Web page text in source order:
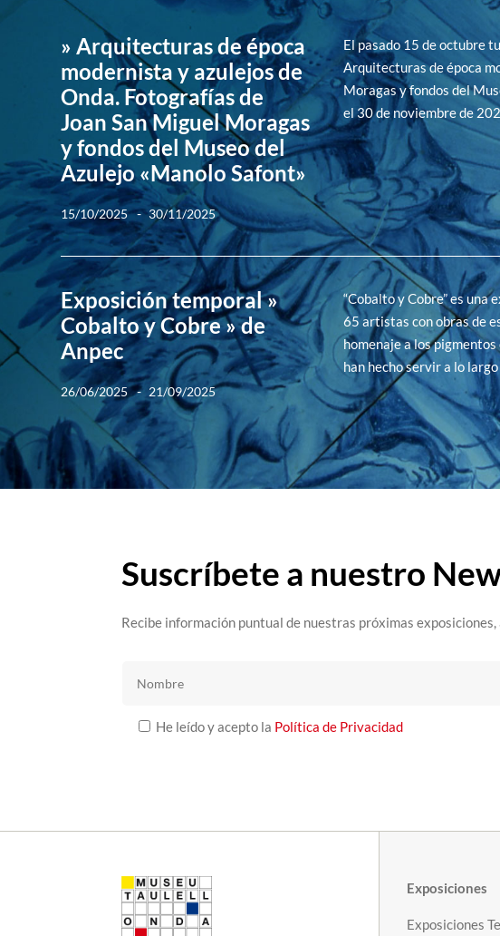
» Arquitecturas de época
modernista y azulejos de
Onda. Fotografías de
Joan San Miguel Moragas
y fondos del Museo del
Azulejo «Manolo Safont»
15/10/2025 - 30/11/2025
El pasado 15 de octubre
Arquitecturas de época
Moragas y fondos del
el 30 de noviembre de
Exposición temporal »
Cobalto y Cobre » de
Anpec
26/06/2025 - 21/09/2025
“Cobalto y Cobre” es
65 artistas con obras de
homenaje a los
han hecho servir a lo
Suscríbete a nuestro
Recibe información puntual de nuestras próximas
He leído y acepto la Política de Privacidad
Exposiciones
Exposiciones